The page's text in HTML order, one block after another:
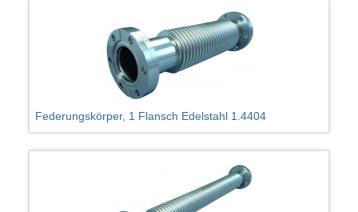
Federungskörper, 1 Flansch Edelstahl 1.4404